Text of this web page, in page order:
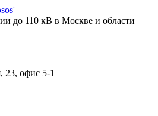
до 110 кВ в Москве и области
23, офис 5-1